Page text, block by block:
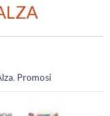
, Promosi